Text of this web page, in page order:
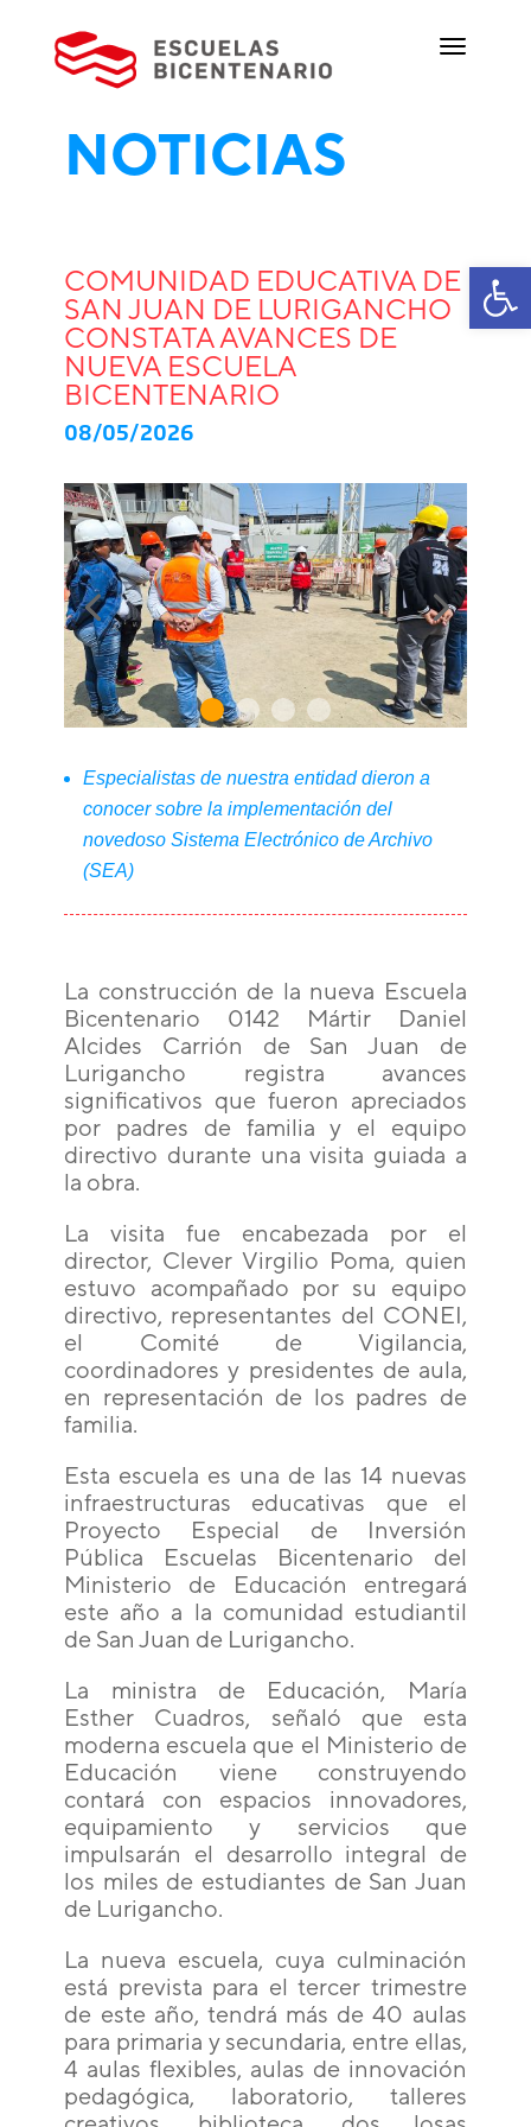
NOTICIAS
COMUNIDAD EDUCATIVA DE
SAN JUAN DE LURIGANCHO
CONSTATA AVANCES DE
NUEVA ESCUELA
BICENTENARIO
08/05/2026
Especialistas de nuestra entidad dieron a
conocer sobre la implementación del
novedoso Sistema Electrónico de Archivo
(SEA)
La construcción de la nueva Escuela
Bicentenario 0142 Mártir Daniel
Alcides Carrión de San Juan de
Lurigancho registra avances
significativos que fueron apreciados
por padres de familia y el equipo
directivo durante una visita guiada a
la obra.
La visita fue encabezada por el
director, Clever Virgilio Poma, quien
estuvo acompañado por su equipo
directivo, representantes del CONEI,
el Comité de Vigilancia,
coordinadores y presidentes de aula,
en representación de los padres de
familia.
Esta escuela es una de las 14 nuevas
infraestructuras educativas que el
Proyecto Especial de Inversión
Pública Escuelas Bicentenario del
Ministerio de Educación entregará
este año a la comunidad estudiantil
de San Juan de Lurigancho.
La ministra de Educación, María
Esther Cuadros, señaló que esta
moderna escuela que el Ministerio de
Educación viene construyendo
contará con espacios innovadores,
equipamiento y servicios que
impulsarán el desarrollo integral de
los miles de estudiantes de San Juan
de Lurigancho.
La nueva escuela, cuya culminación
está prevista para el tercer trimestre
de este año, tendrá más de 40 aulas
para primaria y secundaria, entre ellas,
4 aulas flexibles, aulas de innovación
pedagógica, laboratorio, talleres